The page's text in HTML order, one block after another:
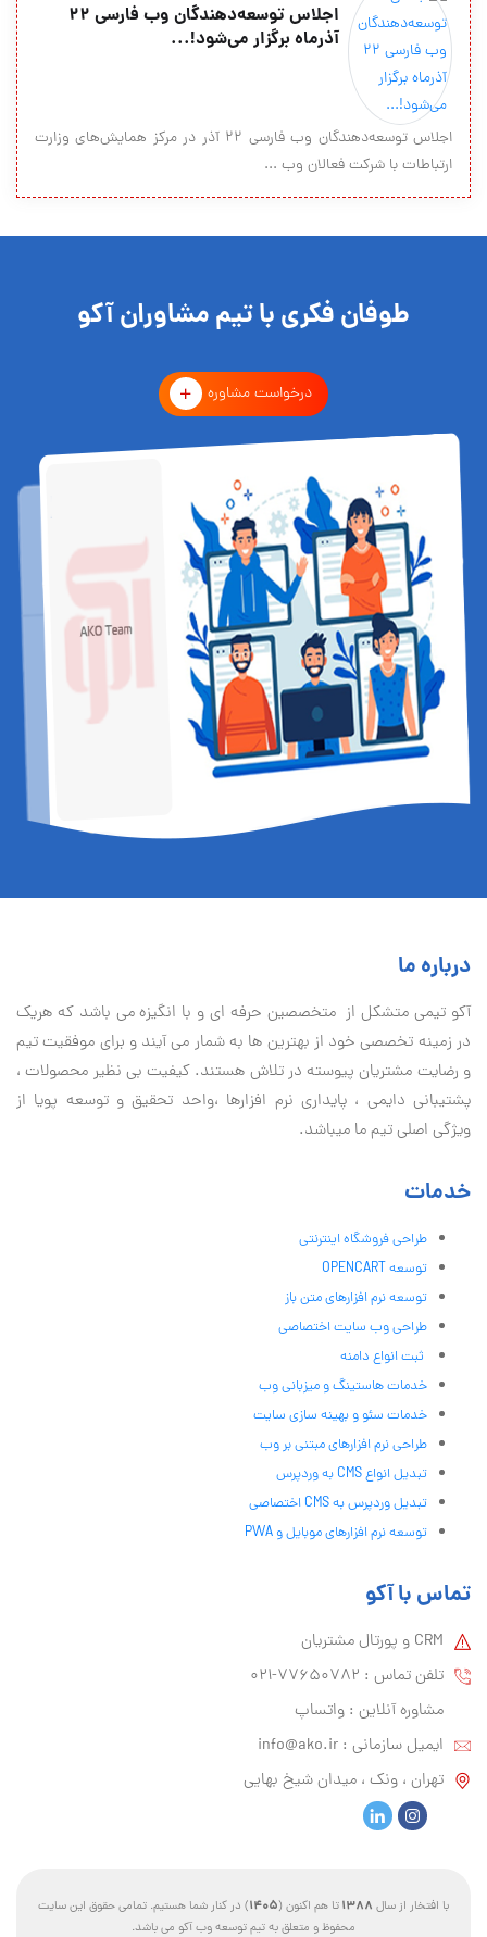
اجلاس توسعه‌دهندگان وب فارسی ۲۲
آذرماه برگزار می‌شود!...
اجلاس توسعه‌دهندگان وب فارسی ۲۲ آذر در مرکز همایش‌های وزارت
ارتباطات با شرکت فعالان وب ...
طوفان فکری با تیم مشاوران آکو
درخواست مشاوره
درباره ما
آكو تيمی متشکل از متخصصین حرفه ای و با انگیزه می باشد که هریک
در زمینه تخصصی خود از بهترین ها به شمار می آیند و برای موفقیت تيم
و رضایت مشتریان پیوسته در تلاش هستند. کیفیت بی نظير محصولات ،
پشتیبانی دايمی ، پایداری نرم افزارها ،واحد تحقیق و توسعه پویا از
ویژگی اصلی تیم ما میباشد.
خدمات
طراحی فروشگاه اینترنتی
توسعه OPENCART
توسعه نرم افزارهای متن باز
طراحی وب سایت اختصاصی
ثبت انواع دامنه
خدمات هاستینگ و میزبانی وب
خدمات سئو و بهینه سازی سایت
طراحی نرم افزارهای مبتنی بر وب
تبدیل انواع CMS به وردپرس
تبدیل وردپرس به CMS اختصاصی
توسعه نرم افزارهای موبایل و PWA
تماس با آکو
CRM و پورتال مشتریان
تلفن تماس :‌ 77650782-021
مشاوره آنلاین : واتساپ
ایمیل سازمانی :‌ info@ako.ir
تهران ، ونک ، میدان شیخ بهایی
با افتخار از سال 1388تا هم اکنون (1405) در کنار شما هستیم. تمامی حقوق این سایت
محفوظ و متعلق به تیم توسعه وب آکو می باشد.